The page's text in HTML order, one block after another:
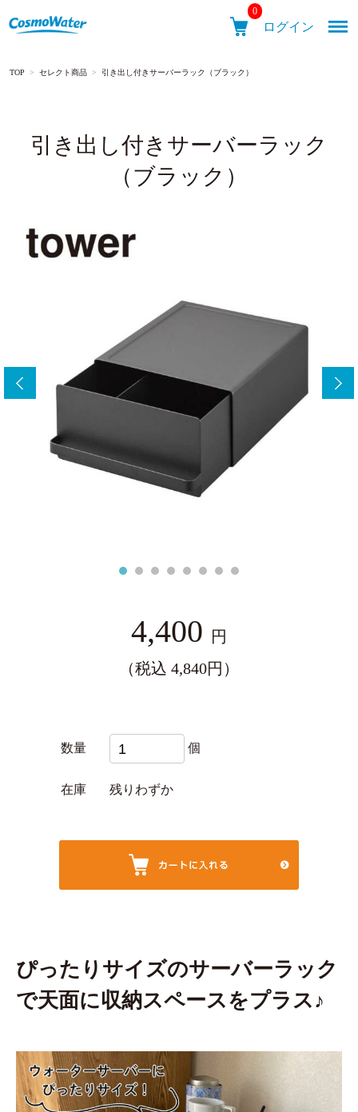
CosmoWater
0
ログイン
TOP > セレクト商品 > 引き出し付きサーバーラック（ブラック）
引き出し付きサーバーラック
（ブラック）
4,400
円
（税込 4,840円）
数量 個
在庫 残りわずか
ぴったりサイズのサーバーラック
で天面に収納スペースをプラス♪